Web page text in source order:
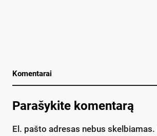
Komentarai
Parašykite komentarą
El. pašto adresas nebus skelbiamas.